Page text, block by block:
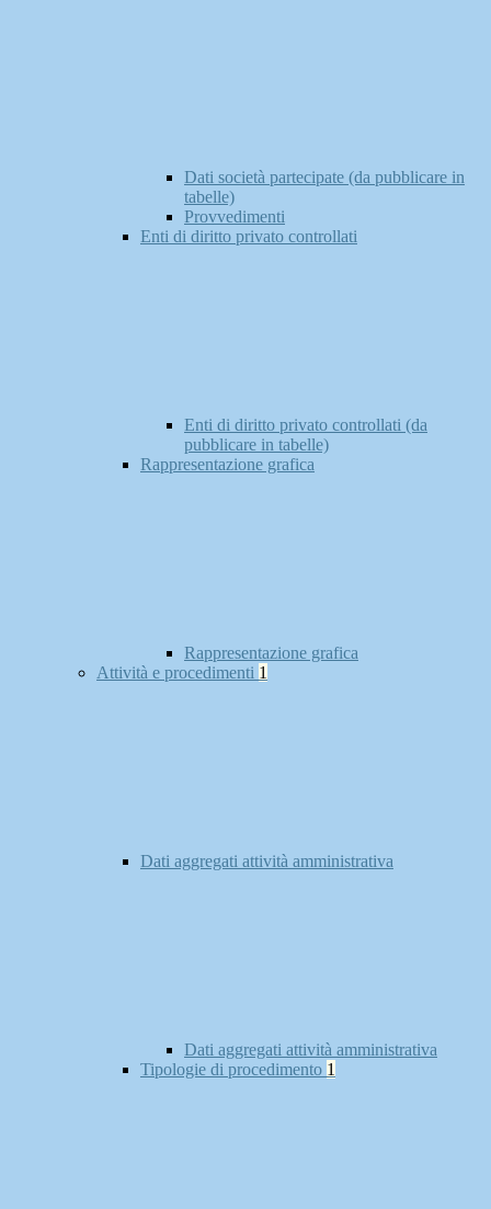
Dati società partecipate (da pubblicare in
tabelle)
Provvedimenti
Enti di diritto privato controllati
Enti di diritto privato controllati (da
pubblicare in tabelle)
Rappresentazione grafica
Rappresentazione grafica
Attività e procedimenti 1
Dati aggregati attività amministrativa
Dati aggregati attività amministrativa
Tipologie di procedimento 1